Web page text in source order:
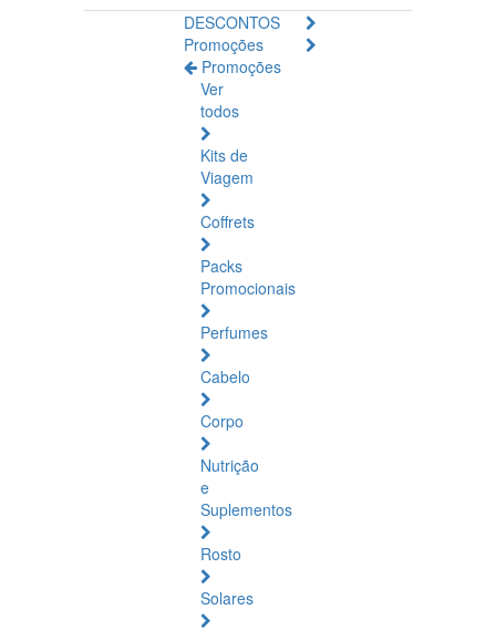
DESCONTOS
Promoções
Promoções
Ver
todos
Kits de
Viagem
Coffrets
Packs
Promocionais
Perfumes
Cabelo
Corpo
Nutrição
e
Suplementos
Rosto
Solares